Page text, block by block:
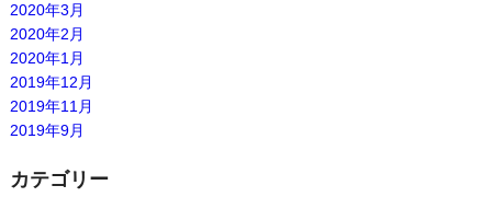
2020年3月
2020年2月
2020年1月
2019年12月
2019年11月
2019年9月
カテゴリー